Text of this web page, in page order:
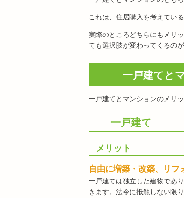
これは、住居購入を考えてい
実際のところどちらにもメリ
ても選択肢が変わってくるのが
一戸建てと
一戸建てとマンションのメリ
一戸建て
メリット
自由に増築・改築、リフ
一戸建ては独立した建物であ
きます。法令に抵触しない限